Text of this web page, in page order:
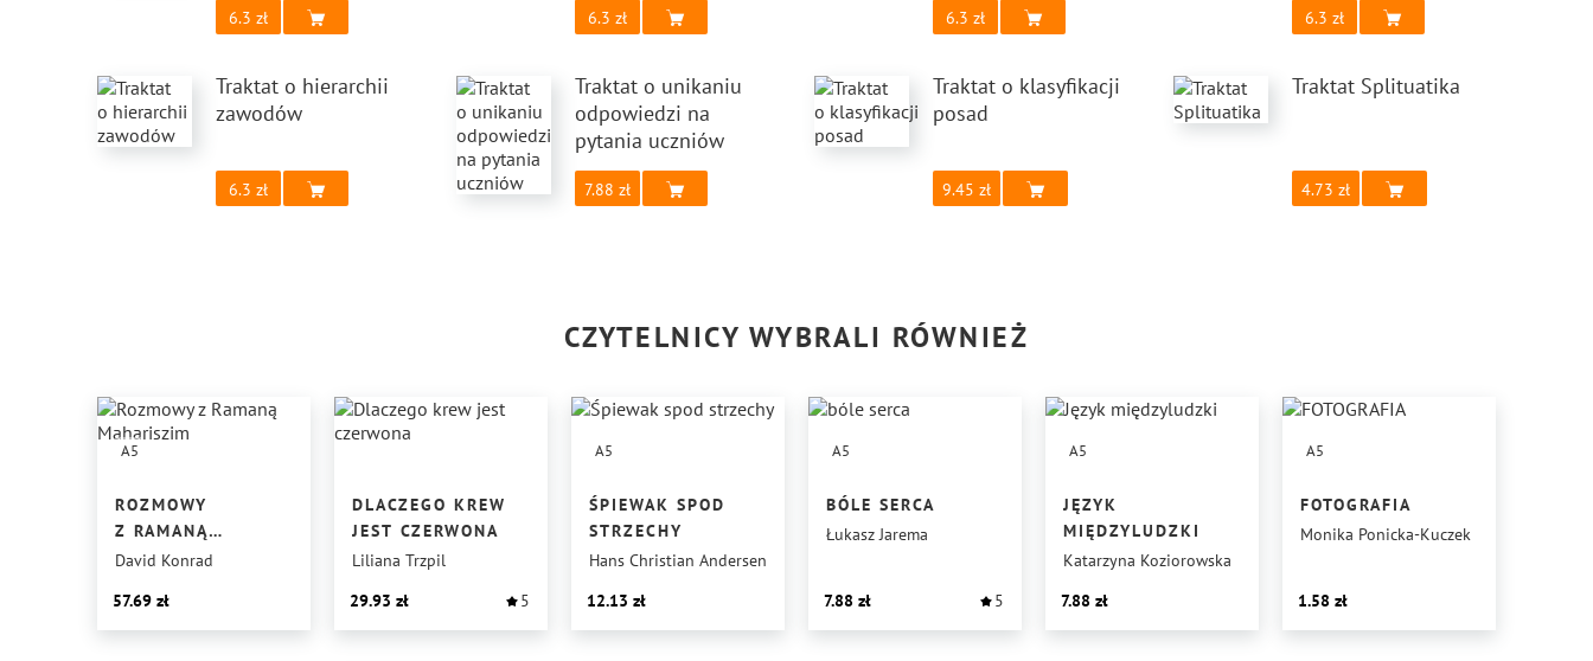
6.3 6.3 6.3 6.3
Traktat o hierarchii
zawodów
6.3
Traktat o unikaniu
odpowiedzi na
pytania uczniów
7.88
Traktat o klasyfikacji
posad
9.45
Traktat Splituatika
4.73
CZYTELNICY WYBRALI RÓWNIEŻ
A5
ROZMOWY
Z RAMANĄ
MAHARISZIM
David Konrad
57.69
DLACZEGO KREW
JEST CZERWONA
Liliana Trzpil
29.93
5
A5
ŚPIEWAK SPOD
STRZECHY
Hans Christian Andersen
12.13
A5
BÓLE SERCA
Łukasz Jarema
7.88 5
A5
JĘZYK
MIĘDZYLUDZKI
Katarzyna Koziorowska
7.88
A5
FOTOGRAFIA
Monika Ponicka-Kuczek
1.58